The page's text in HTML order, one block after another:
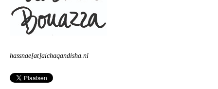
hassnae[at]aichaqandisha.nl